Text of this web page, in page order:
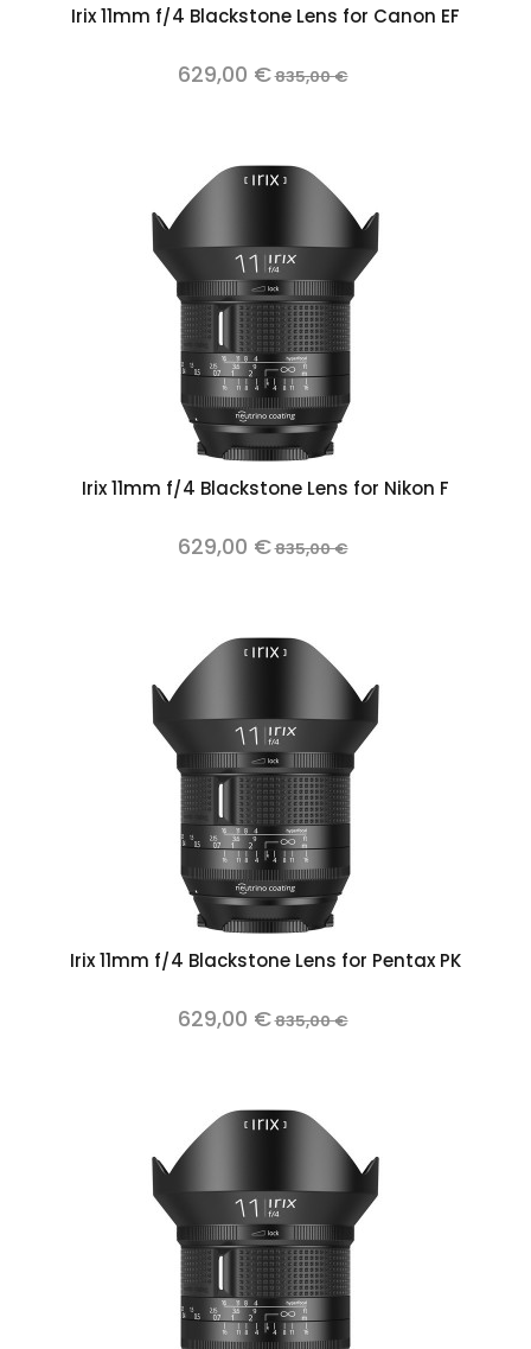
Irix 11mm f/4 Blackstone Lens for Canon EF
629,00 €835,00 €
Irix 11mm f/4 Blackstone Lens for Nikon F
629,00 €835,00 €
Irix 11mm f/4 Blackstone Lens for Pentax PK
629,00 €835,00 €